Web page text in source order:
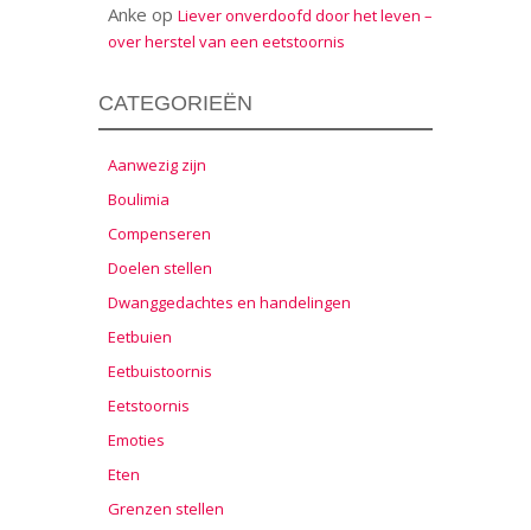
Anke op Liever onverdoofd door het leven –
over herstel van een eetstoornis
CATEGORIEËN
Aanwezig zijn
Boulimia
Compenseren
Doelen stellen
Dwanggedachtes en handelingen
Eetbuien
Eetbuistoornis
Eetstoornis
Emoties
Eten
Grenzen stellen